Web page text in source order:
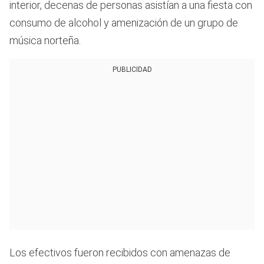
interior, decenas de personas asistían a una fiesta con
consumo de alcohol y amenización de un grupo de
música norteña.
PUBLICIDAD
Los efectivos fueron recibidos con amenazas de